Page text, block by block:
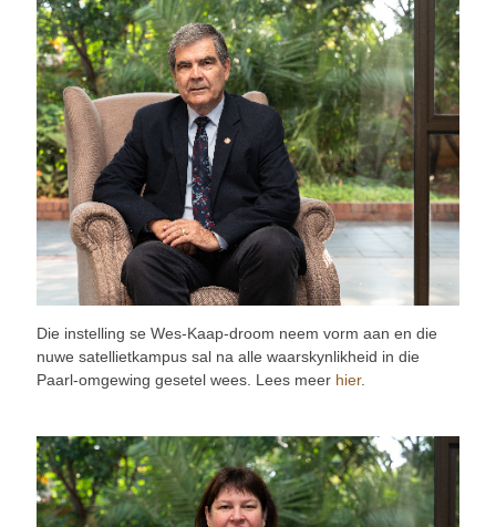
Die instelling se Wes-Kaap-droom neem vorm aan en die
nuwe satellietkampus sal na alle waarskynlikheid in die
Paarl-omgewing gesetel wees. Lees meer hier.